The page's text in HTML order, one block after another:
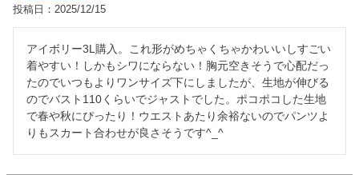
投稿日 2025/12/15
アイボリー3L購入。これ形がめちゃくちゃかわいいしすごい
着やすい！しかもシワにならない！胸元空きそうで心配だっ
たのでいつもよりワンサイズ下にしましたが、生地が伸びる
のでバスト110くらいでジャストでした。ポコポコした生地
で春や秋にぴったり！ウエストあたり余裕ないのでパンツよ
りもスカート合わせが良さそうです^_^